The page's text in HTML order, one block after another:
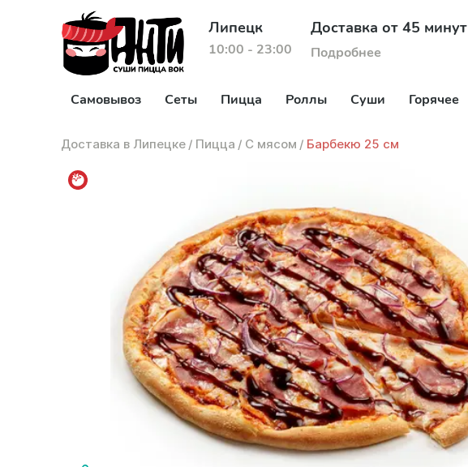
Липецк
10:00 - 23:00
Доставка от 45 минут
Подробнее
Самовывоз Сеты Пицца Роллы Суши Горячее
Доставка в Липецке / Пицца / С мясом / Барбекю 25 см